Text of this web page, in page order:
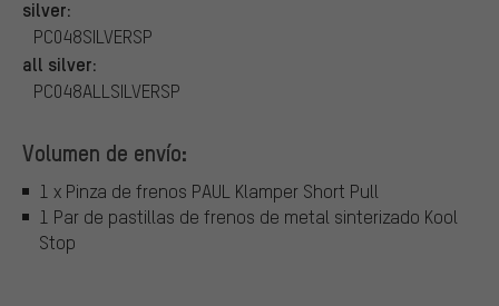
silver:
PC048SILVERSP
all silver:
PC048ALLSILVERSP
Volumen de envío:
1 x Pinza de frenos PAUL Klamper Short Pull
1 Par de pastillas de frenos de metal sinterizado Kool
Stop